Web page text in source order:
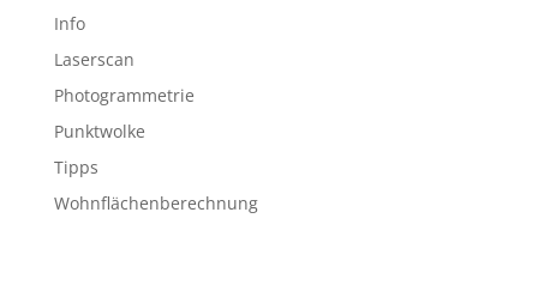
Info
Laserscan
Photogrammetrie
Punktwolke
Tipps
Wohnflächenberechnung